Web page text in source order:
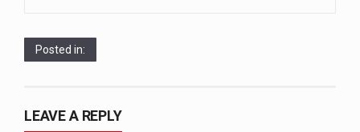
Posted in:
LEAVE A REPLY